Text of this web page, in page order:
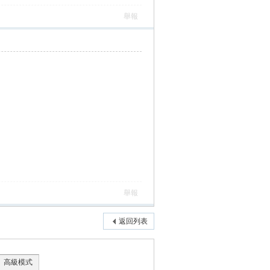
舉報
舉報
返回列表
高級模式